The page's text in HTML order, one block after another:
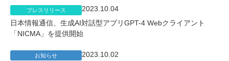
プレスリリース
2023.10.04
日本情報通信、生成AI対話型アプリGPT-4 Webクライアント
「NICMA」を提供開始
お知らせ
2023.10.02